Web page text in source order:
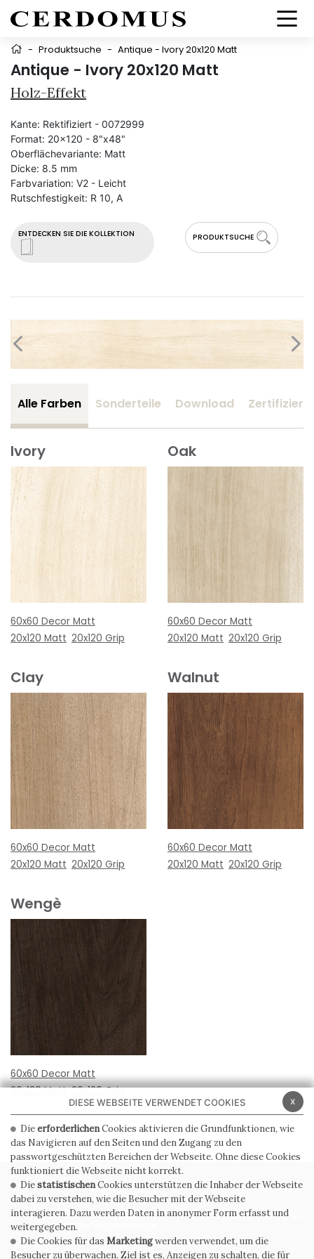
- Produktsuche - Antique - Ivory 20x120 Matt
Antique - Ivory 20x120 Matt
Holz-Effekt
ENTDECKEN SIE DIE KOLLEKTION PRODUKTSUCHE
Kante: Rektifiziert - 0072999
Format: 20x120 - 8"x48"
Oberflächevariante: Matt
Dicke: 8.5 mm
Farbvariation: V2 - Leicht
Rutschfestigkeit: R 10, A
Alle Farben Sonderteile Download
Ivory
60x60 Decor Matt
20x120 Matt 20x120 Grip
Oak
60x60 Decor Matt
20x120 Matt 20x120 Grip
Clay
60x60 Decor Matt
20x120 Matt 20x120 Grip
Walnut
60x60 Decor Matt
20x120 Matt 20x120 Grip
Wengè
60x60 Decor Matt
20x120 Matt 20x120 Grip
PRIVACY POLICY COOKIE POLICY
ALLGEMEINE
VERKAUFSBEDINGUNGEN
WHISTLEBLOWING
x
DIESE WEBSEITE VERWENDET COOKIES
DieerforderlichenCookies aktivieren die Grundfunktionen, wie
das Navigieren auf den Seiten und den Zugang zu den
passwortgeschützten Bereichen der Webseite. Ohne diese Cookies
funktioniert die Webseite nicht korrekt.
DiestatistischenCookies unterstützen die Inhaber der Webseite
dabei zu verstehen, wie die Besucher mit der Webseite
interagieren. Dazu werden Daten in anonymer Form erfasst und
weitergegeben.
Die Cookies für das Marketingwerden verwendet, um die
Besucher zu überwachen. Ziel ist es, Anzeigen zu schalten, die für